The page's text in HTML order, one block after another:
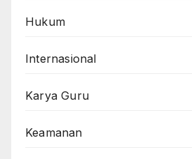
Hukum
Internasional
Karya Guru
Keamanan